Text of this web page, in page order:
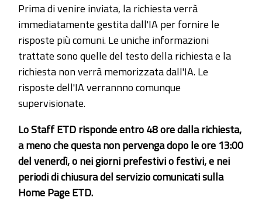
Prima di venire inviata, la richiesta verrà
immediatamente gestita dall'IA per fornire le
risposte più comuni. Le uniche informazioni
trattate sono quelle del testo della richiesta e la
richiesta non verrà memorizzata dall'IA. Le
risposte dell'IA verrannno comunque
supervisionate.
Lo Staff ETD risponde entro 48 ore dalla richiesta,
a meno che questa non pervenga dopo le ore 13:00
del venerdì, o nei giorni prefestivi o festivi, e nei
periodi di chiusura del servizio comunicati sulla
Home Page ETD.